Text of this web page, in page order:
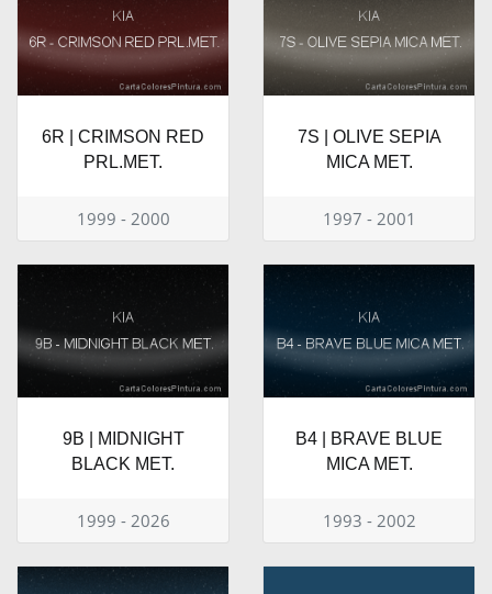
6R | CRIMSON RED
PRL.MET.
1999 - 2000
7S | OLIVE SEPIA
MICA MET.
1997 - 2001
9B | MIDNIGHT
BLACK MET.
1999 - 2026
B4 | BRAVE BLUE
MICA MET.
1993 - 2002